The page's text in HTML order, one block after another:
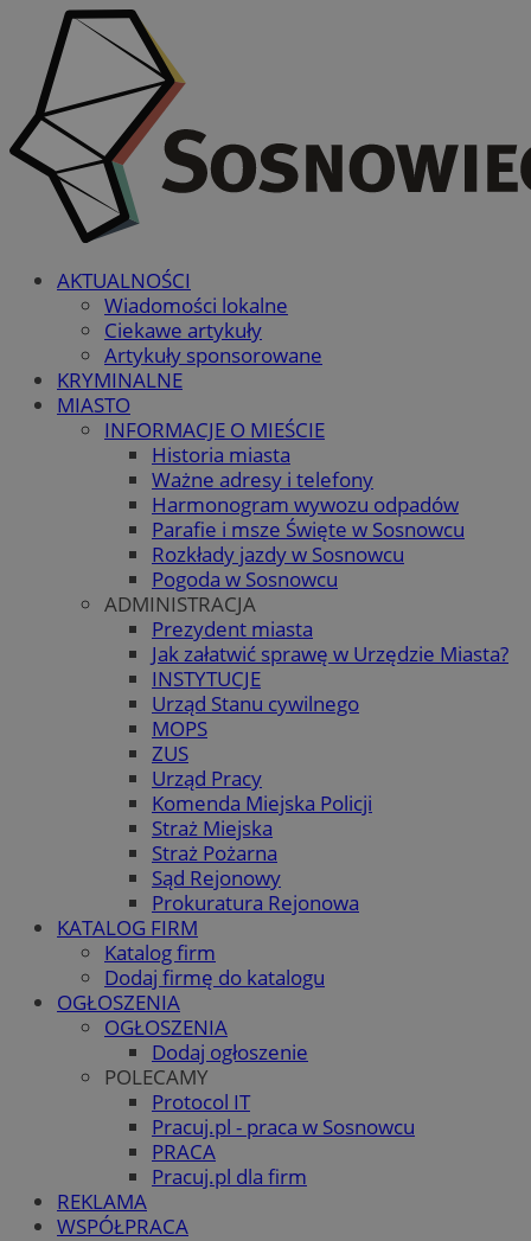
AKTUALNOŚCI
Wiadomości lokalne
Ciekawe artykuły
Artykuły sponsorowane
KRYMINALNE
MIASTO
INFORMACJE O MIEŚCIE
Historia miasta
Ważne adresy i telefony
Harmonogram wywozu odpadów
Parafie i msze Święte w Sosnowcu
Rozkłady jazdy w Sosnowcu
Pogoda w Sosnowcu
ADMINISTRACJA
Prezydent miasta
Jak załatwić sprawę w Urzędzie Miasta?
INSTYTUCJE
Urząd Stanu cywilnego
MOPS
ZUS
Urząd Pracy
Komenda Miejska Policji
Straż Miejska
Straż Pożarna
Sąd Rejonowy
Prokuratura Rejonowa
KATALOG FIRM
Katalog firm
Dodaj firmę do katalogu
OGŁOSZENIA
OGŁOSZENIA
Dodaj ogłoszenie
POLECAMY
Protocol IT
Pracuj.pl - praca w Sosnowcu
PRACA
Pracuj.pl dla firm
REKLAMA
WSPÓŁPRACA